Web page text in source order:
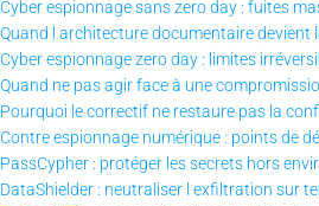
Cyber espionnage sans zero day : fuites
Quand l architecture documentaire devient
Cyber espionnage zero day : limites
Quand ne pas agir face à une
Pourquoi le correctif ne restaure pas la
Contre espionnage numérique : points de
PassCypher : protéger les secrets hors
DataShielder : neutraliser l exfiltration sur